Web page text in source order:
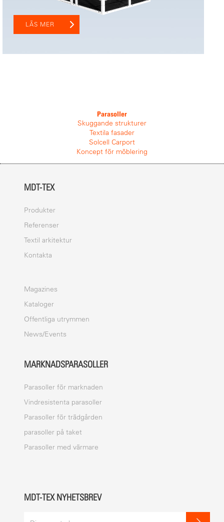
LÄS MER
Parasoller
Skuggande strukturer
Textila fasader
Solcell Carport
Koncept för möblering
MDT-TEX
Produkter
Referenser
Textil arkitektur
Kontakta
Magazines
Kataloger
Offentliga utrymmen
News/Events
MARKNADSPARASOLLER
Parasoller för marknaden
Vindresistenta parasoller
Parasoller för trädgården
parasoller på taket
Parasoller med värmare
MDT-TEX NYHETSBREV